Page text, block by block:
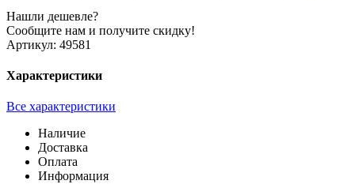
Нашли дешевле?
Сообщите нам и получите скидку!
Артикул: 49581
Характеристики
Все характеристики
Наличие
Доставка
Оплата
Информация